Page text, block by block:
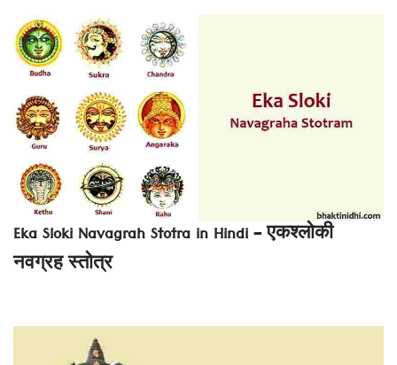
Eka Sloki Navagrah Stotra in Hindi – एकश्लोकी
नवग्रह स्तोत्र